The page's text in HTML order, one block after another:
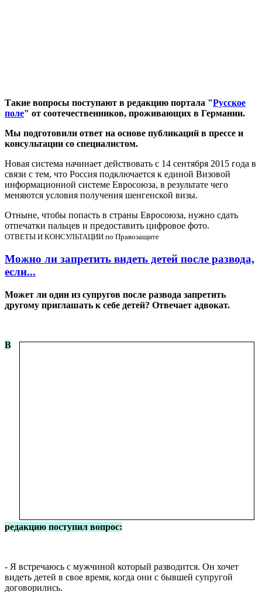
Такие вопросы поступают в редакцию портала "Русское
поле" от соотечественников, проживающих в Германии.
Мы подготовили ответ на основе публикаций в прессе и
консультации со специалистом.
Новая система начинает действовать с 14 сентября 2015 года в
связи с тем, что Россия подключается к единой Визовой
информационной системе Евросоюза, в результате чего
меняются условия получения шенгенской визы.
Отныне, чтобы попасть в страны Евросоюза, нужно сдать
отпечатки пальцев и предоставить цифровое фото.
ОТВЕТЫ И КОНСУЛЬТАЦИИ по Правозащите
Можно ли запретить видеть детей после развода,
если...
Может ли один из супругов после развода запретить
другому приглашать к себе детей? Отвечает адвокат.
В
редакцию поступил вопрос:
- Я встречаюсь с мужчиной который разводится. Он хочет
видеть детей в свое время, когда они с бывшей супругой
договорились.